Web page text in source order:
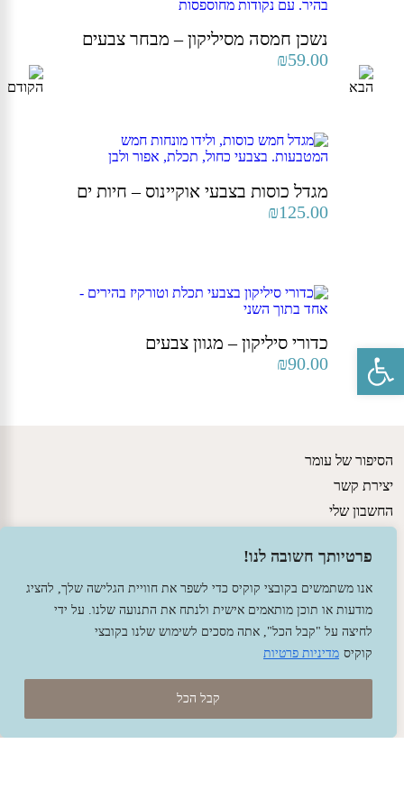
פתח סרגל נגישות
פרטיותך חשובה לנו!
אנו משתמשים בקובצי קוקיס כדי לשפר את חוויית הגלישה שלך, להציג
מודעות או תוכן מותאמים אישית ולנתח את התנועה שלנו. על ידי
לחיצה על "קבל הכל", אתה מסכים לשימוש שלנו בקובצי
קוקיס מדיניות פרטיות
קבל הכל
נשכן חמסה מסיליקון – מבחר צבעים
₪59.00
מגדל כוסות בצבעי אוקיינוס – חיות ים
₪125.00
כדורי סיליקון – מגוון צבעים
₪90.00
הסיפור של עומר
יצירת קשר
החשבון שלי
מדיניות משלוחים ותקנון האתר
הצהרת נגישות